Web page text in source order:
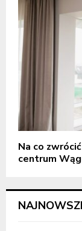
Na co
centrum